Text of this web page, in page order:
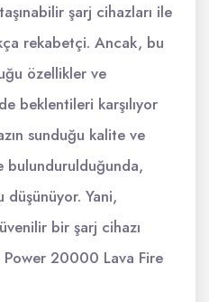
şarj cihazları ile
rekabetçi. Ancak, bu
özellikler ve
beklentileri karşılıyor
sunduğu kalite ve
bulundurulduğunda,
düşünüyor. Yani,
bir şarj cihazı
Power 20000 Lava Fire